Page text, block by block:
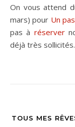
On vous attend
mars) pour Un
pas à réserver
déjà très sollicités.
TOUS MES